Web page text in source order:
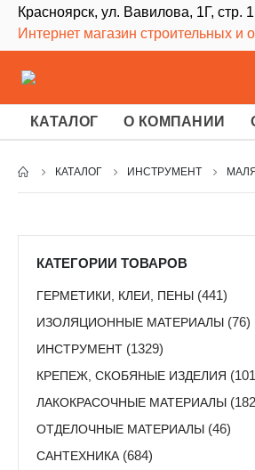
Красноярск, ул. Вавилова, 1Г, стр.
Интернет магазин строительных и
КАТАЛОГ О КОМПАНИИ
КАТАЛОГ ИНСТРУМЕНТ
КАТЕГОРИИ ТОВАРОВ
ГЕРМЕТИКИ, КЛЕИ, ПЕНЫ (441)
ИЗОЛЯЦИОННЫЕ МАТЕРИАЛЫ (76)
ИНСТРУМЕНТ (1329)
КРЕПЕЖ, СКОБЯНЫЕ ИЗДЕЛИЯ
ЛАКОКРАСОЧНЫЕ МАТЕРИАЛЫ
ОТДЕЛОЧНЫЕ МАТЕРИАЛЫ (46)
САНТЕХНИКА (684)